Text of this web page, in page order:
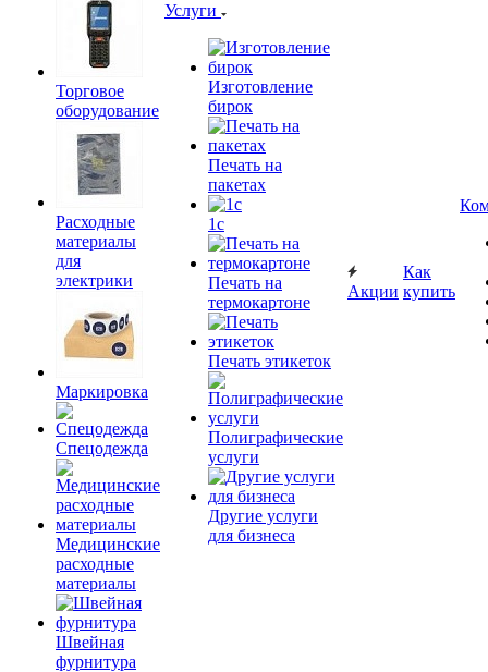
Торговое
оборудование
Расходные
материалы
для
электрики
Маркировка
Спецодежда
Медицинские
расходные
материалы
Швейная
фурнитура
Услуги
Изготовление
бирок
Печать на
пакетах
1c
Печать на
термокартоне
Печать этикеток
Полиграфические
услуги
Другие услуги
для бизнеса
Акции
Как
купить